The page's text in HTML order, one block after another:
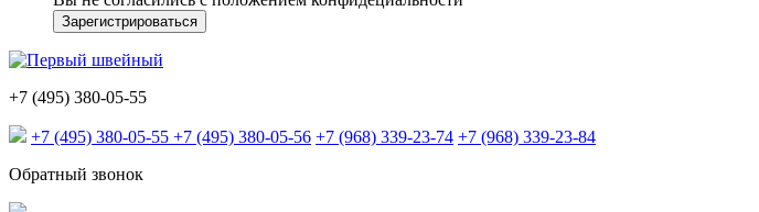
+7 (495) 380-05-55
+7 (495) 380-05-55 +7 (495) 380-05-56 +7 (968) 339-23-74 +7 (968) 339-23-84
Обратный звонок